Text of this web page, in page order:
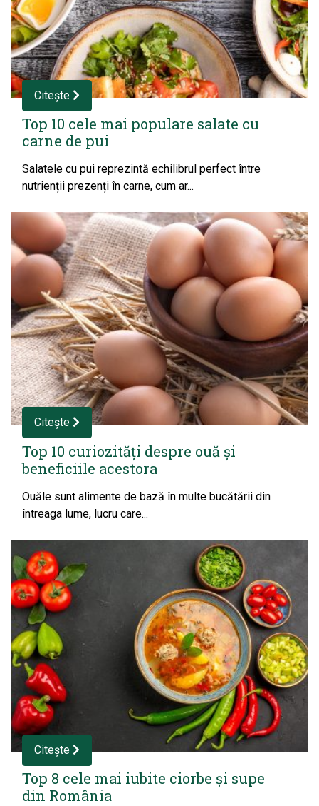
Citește
Top 10 cele mai populare salate cu
carne de pui
Salatele cu pui reprezintă echilibrul perfect între
nutrienții prezenți în carne, cum ar...
Citește
Top 10 curiozități despre ouă și
beneficiile acestora
Ouăle sunt alimente de bază în multe bucătării din
întreaga lume, lucru care...
Citește
Top 8 cele mai iubite ciorbe și supe
din România